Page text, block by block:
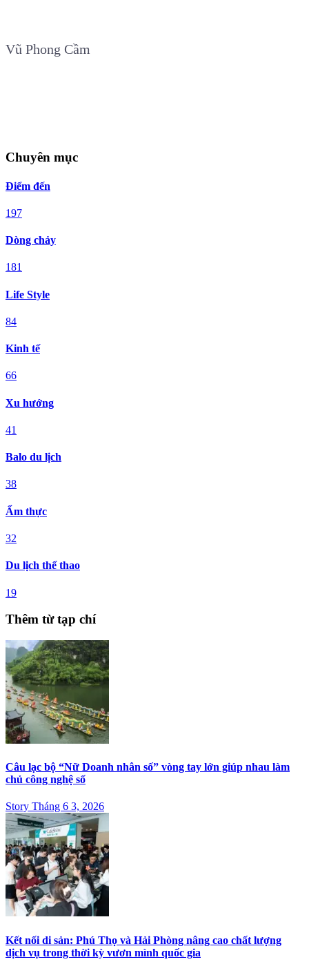
Vũ Phong Cầm
Chuyên mục
Điểm đến
197
Dòng chảy
181
Life Style
84
Kinh tế
66
Xu hướng
41
Balo du lịch
38
Ẩm thực
32
Du lịch thể thao
19
Thêm từ tạp chí
Câu lạc bộ “Nữ Doanh nhân số” vòng tay lớn giúp nhau làm
chủ công nghệ số
Story Tháng 6 3, 2026
Kết nối di sản: Phú Thọ và Hải Phòng nâng cao chất lượng
dịch vụ trong thời kỳ vươn mình quốc gia